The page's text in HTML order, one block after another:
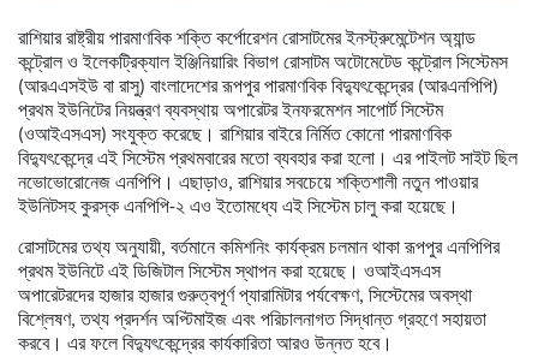
রাশিয়ার রাষ্ট্রীয় পারমাণবিক শক্তি কর্পোরেশন রোসাটমের ইনস্ট্রুমেন্টেশন অ্যান্ড
কন্ট্রোল ও ইলেকট্রিক্যাল ইঞ্জিনিয়ারিং বিভাগ রোসাটম অটোমেটেড কন্ট্রোল সিস্টেমস
(আরএএসইউ বা রাসু) বাংলাদেশের রূপপুর পারমাণবিক বিদ্যুৎকেন্দ্রের (আরএনপিপি)
প্রথম ইউনিটের নিয়ন্ত্রণ ব্যবস্থায় অপারেটর ইনফরমেশন সাপোর্ট সিস্টেম
(ওআইএসএস) সংযুক্ত করেছে। রাশিয়ার বাইরে নির্মিত কোনো পারমাণবিক
বিদ্যুৎকেন্দ্রে এই সিস্টেম প্রথমবারের মতো ব্যবহার করা হলো। এর পাইলট সাইট ছিল
নভোভোরোনেজ এনপিপি। এছাড়াও, রাশিয়ার সবচেয়ে শক্তিশালী নতুন পাওয়ার
ইউনিটসহ কুরস্ক এনপিপি-২ এও ইতোমধ্যে এই সিস্টেম চালু করা হয়েছে।
রোসাটমের তথ্য অনুযায়ী, বর্তমানে কমিশনিং কার্যক্রম চলমান থাকা রূপপুর এনপিপির
প্রথম ইউনিটে এই ডিজিটাল সিস্টেম স্থাপন করা হয়েছে। ওআইএসএস
অপারেটরদের হাজার হাজার গুরুত্বপূর্ণ প্যারামিটার পর্যবেক্ষণ, সিস্টেমের অবস্থা
বিশ্লেষণ, তথ্য প্রদর্শন অপ্টিমাইজ এবং পরিচালনাগত সিদ্ধান্ত গ্রহণে সহায়তা
করবে। এর ফলে বিদ্যুৎকেন্দ্রের কার্যকারিতা আরও উন্নত হবে।